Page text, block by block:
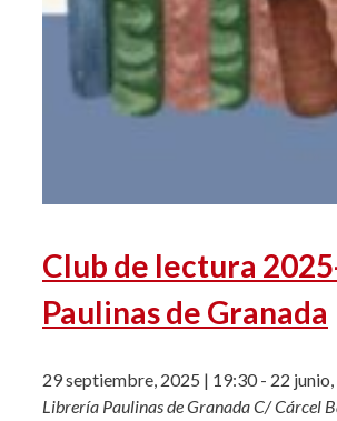
Club de lectura
Paulinas de Granada
29 septiembre, 2025 | 19:30- 22
Librería Paulinas de GranadaC/ Cárcel